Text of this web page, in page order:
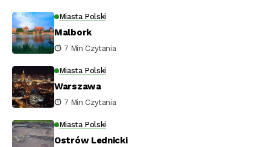
Miasta Polski
Malbork
7 Min Czytania
Miasta Polski
Warszawa
7 Min Czytania
Miasta Polski
Ostrów Lednicki